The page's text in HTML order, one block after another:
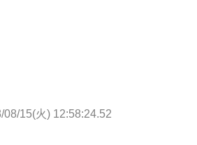
08/15(火) 12:58:24.52